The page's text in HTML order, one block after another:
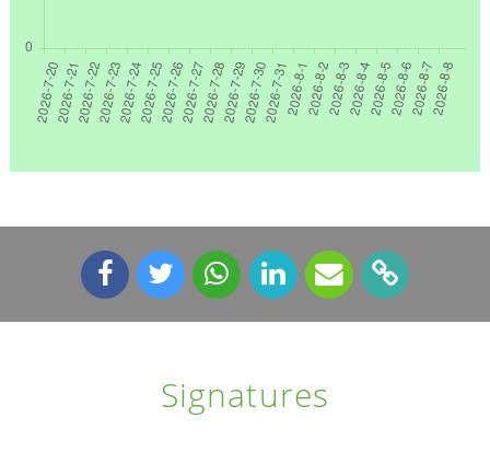
Signatures